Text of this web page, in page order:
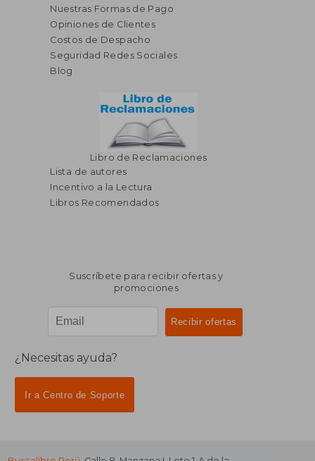
Nuestras Formas de Pago
Opiniones de Clientes
Costos de Despacho
Seguridad Redes Sociales
Blog
Libro de Reclamaciones
Lista de autores
Incentivo a la Lectura
Libros Recomendados
Suscríbete para recibir ofertas y
promociones
¿Necesitas ayuda?
Ir a Centro de Soporte